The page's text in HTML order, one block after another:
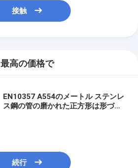
接触
最高の価格で
EN10357 A554のメートル ステンレ
ス鋼の管の磨かれた正方形は形づい
続行